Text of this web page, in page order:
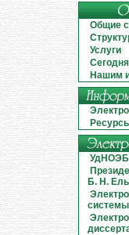
Общие
Услуги
Нашим
УдНОЭБ
Б. Н.